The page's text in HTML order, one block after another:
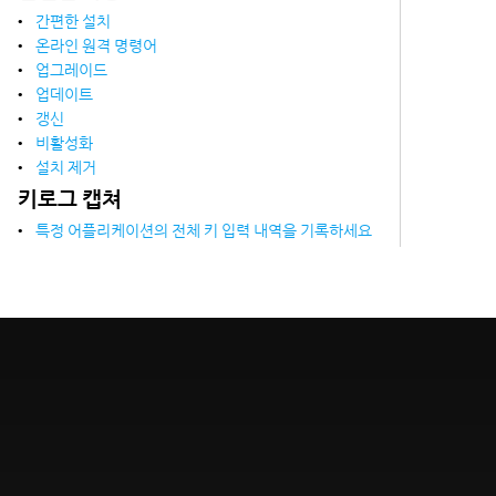
간편한 설치
온라인 원격 명령어
업그레이드
업데이트
갱신
비활성화
설치 제거
키로그 캡쳐
특정 어플리케이션의 전체 키 입력 내역을 기록하세요